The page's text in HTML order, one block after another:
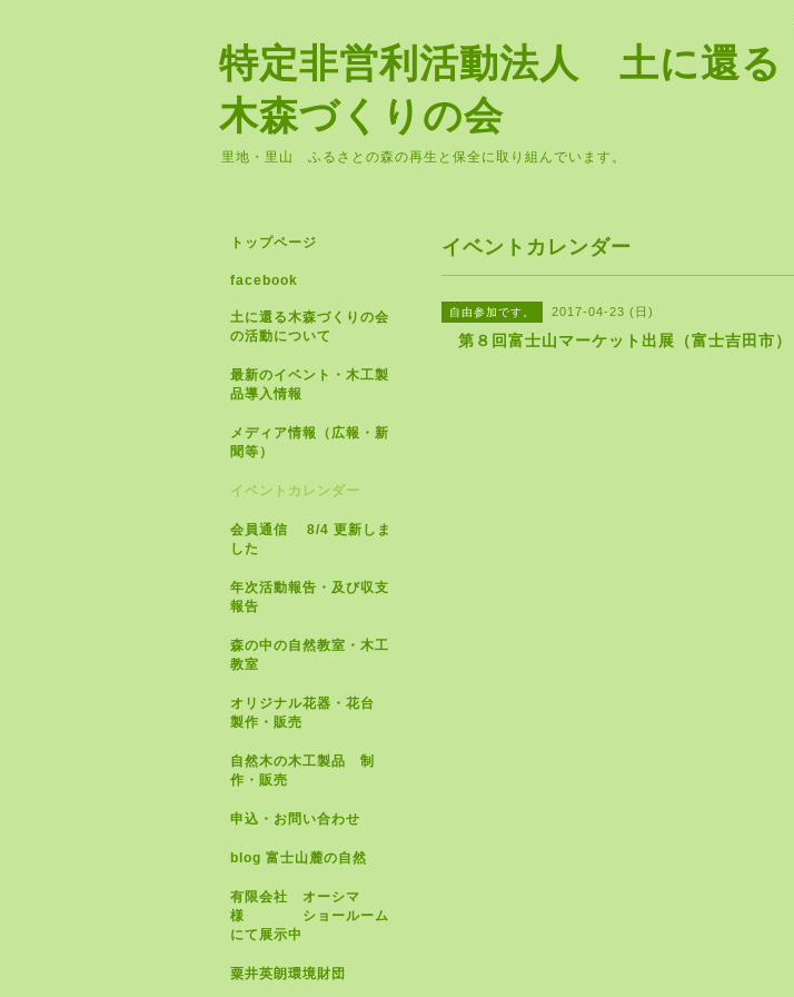
特定非営利活動法人 土に還る
木森づくりの会
里地・里山 ふるさとの森の再生と保全に取り組んでいます。
イベントカレンダー
自由参加です。 2017-04-23 (日)
第８回富士山マーケット出展（富士吉田市）
トップページ
facebook
土に還る木森づくりの会
の活動について
最新のイベント・木工製
品導入情報
メディア情報（広報・新
聞等）
イベントカレンダー
会員通信 8/4 更新しま
した
年次活動報告・及び収支
報告
森の中の自然教室・木工
教室
オリジナル花器・花台
製作・販売
自然木の木工製品 制
作・販売
申込・お問い合わせ
blog 富士山麓の自然
有限会社 オーシマ
様 ショールーム
にて展示中
粟井英朗環境財団